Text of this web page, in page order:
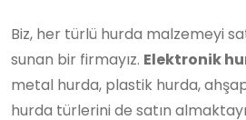
Biz, her türlü hurda malzemeyi
sunan bir firmayız. Elektronik
metal hurda, plastik hurda,
hurda türlerini de satın